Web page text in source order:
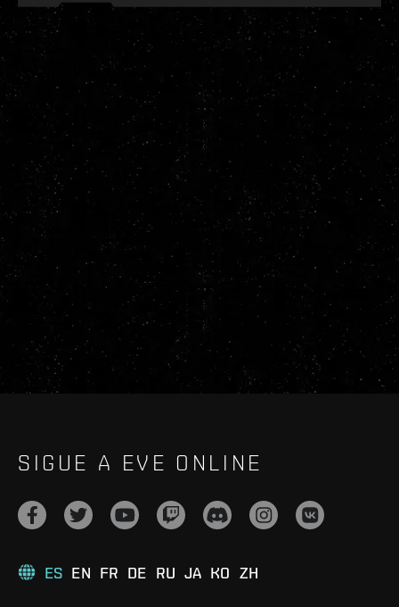
SIGUE A EVE ONLINE
ES EN FR DE RU JA KO ZH